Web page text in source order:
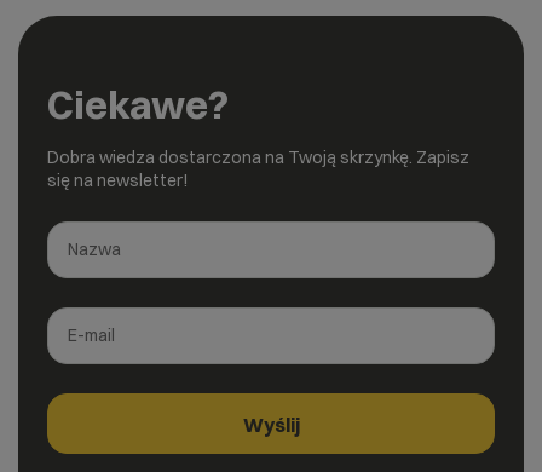
Ciekawe?
Dobra wiedza dostarczona na Twoją skrzynkę. Zapisz
się na newsletter!